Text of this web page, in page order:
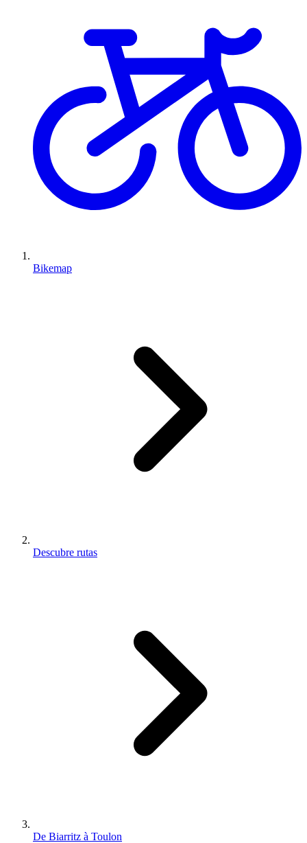
Bikemap
Descubre rutas
De Biarritz à Toulon